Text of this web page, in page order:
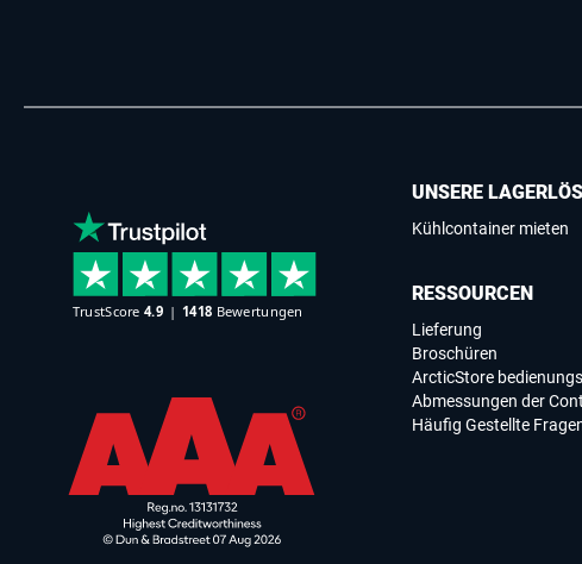
UNSERE
Kühlcontainer mieten
RESSOURCEN
Lieferung
Broschüren
ArcticStore
Abmessungen der
Häufig Gestellte